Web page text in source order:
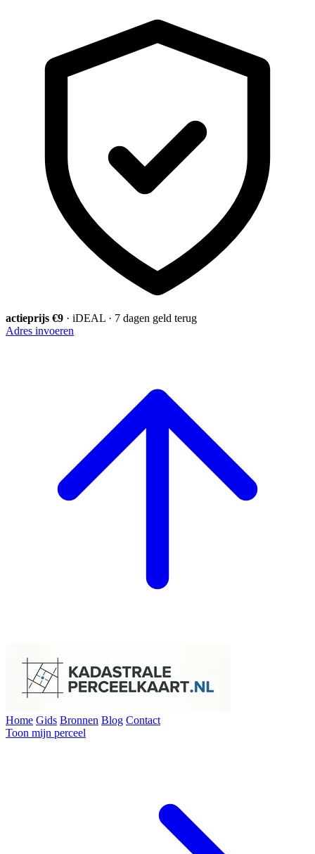
actieprijs €9 · iDEAL · 7 dagen geld terug
Adres invoeren
Home Gids Bronnen Blog Contact
Toon mijn perceel